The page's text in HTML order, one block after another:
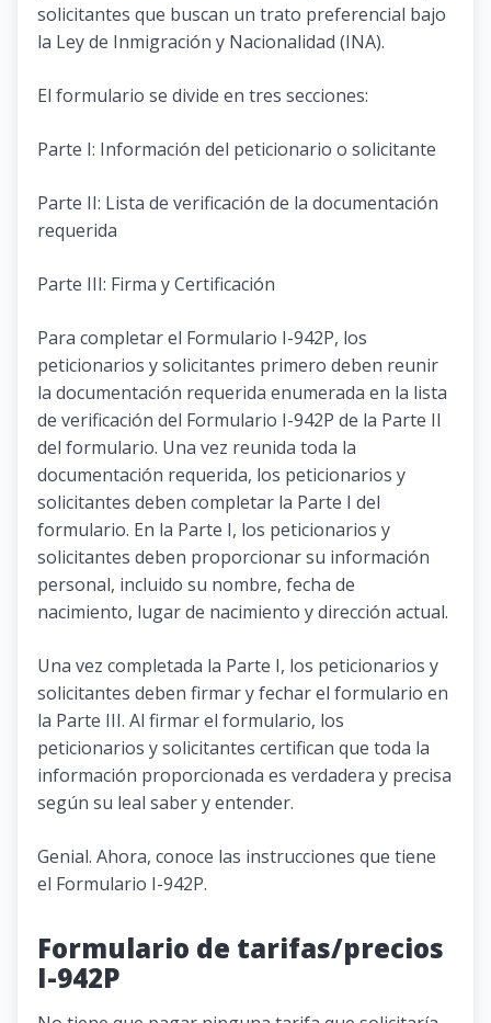
solicitantes que buscan un trato preferencial bajo
la Ley de Inmigración y Nacionalidad (INA).
El formulario se divide en tres secciones:
Parte I: Información del peticionario o solicitante
Parte II: Lista de verificación de la documentación
requerida
Parte III: Firma y Certificación
Para completar el Formulario I-942P, los
peticionarios y solicitantes primero deben reunir
la documentación requerida enumerada en la lista
de verificación del Formulario I-942P de la Parte II
del formulario. Una vez reunida toda la
documentación requerida, los peticionarios y
solicitantes deben completar la Parte I del
formulario. En la Parte I, los peticionarios y
solicitantes deben proporcionar su información
personal, incluido su nombre, fecha de
nacimiento, lugar de nacimiento y dirección actual.
Una vez completada la Parte I, los peticionarios y
solicitantes deben firmar y fechar el formulario en
la Parte III. Al firmar el formulario, los
peticionarios y solicitantes certifican que toda la
información proporcionada es verdadera y precisa
según su leal saber y entender.
Genial. Ahora, conoce las instrucciones que tiene
el Formulario I-942P.
Formulario de tarifas/precios
I-942P